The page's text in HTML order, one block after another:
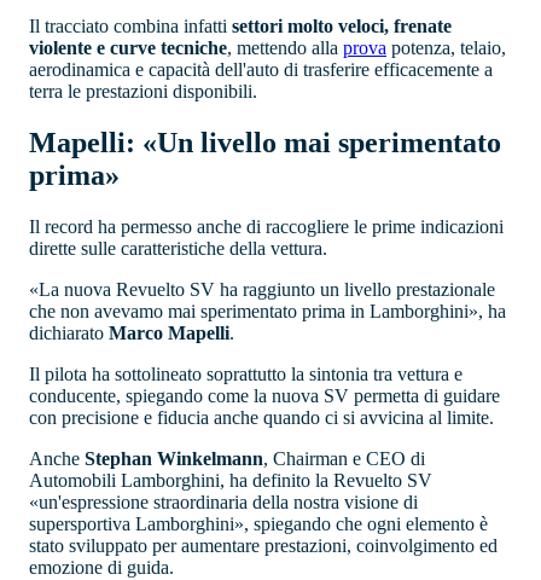
Il tracciato combina infatti settori molto veloci, frenate
violente e curve tecniche, mettendo alla prova potenza, telaio,
aerodinamica e capacità dell'auto di trasferire efficacemente a
terra le prestazioni disponibili.
Mapelli: «Un livello mai sperimentato
prima»
Il record ha permesso anche di raccogliere le prime indicazioni
dirette sulle caratteristiche della vettura.
«La nuova Revuelto SV ha raggiunto un livello prestazionale
che non avevamo mai sperimentato prima in Lamborghini», ha
dichiarato Marco Mapelli.
Il pilota ha sottolineato soprattutto la sintonia tra vettura e
conducente, spiegando come la nuova SV permetta di guidare
con precisione e fiducia anche quando ci si avvicina al limite.
Anche Stephan Winkelmann, Chairman e CEO di
Automobili Lamborghini, ha definito la Revuelto SV
«un'espressione straordinaria della nostra visione di
supersportiva Lamborghini», spiegando che ogni elemento è
stato sviluppato per aumentare prestazioni, coinvolgimento ed
emozione di guida.